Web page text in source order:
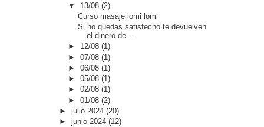
▼ 13/08(2)
Curso masaje lomi lomi
Si no quedas satisfecho te devuelven
el dinero de ...
► 12/08(1)
►07/08(1)
►06/08(1)
►05/08(1)
►02/08(1)
►01/08(2)
► julio 2024 (20)
► junio 2024 (12)